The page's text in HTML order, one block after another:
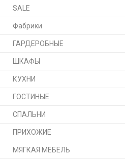
SALE
Фабрики
ГАРДЕРОБНЫЕ
ШКАФЫ
КУХНИ
ГОСТИНЫЕ
СПАЛЬНИ
ПРИХОЖИЕ
МЯГКАЯ МЕБЕЛЬ